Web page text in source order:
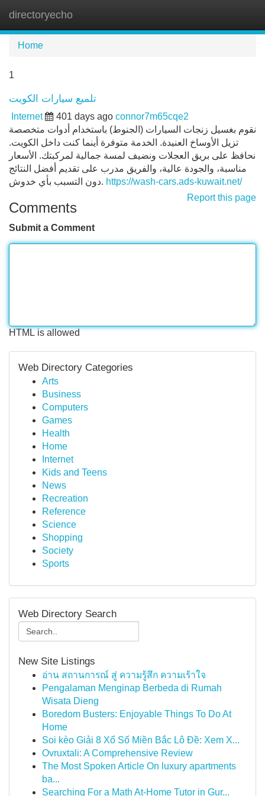
directoryecho
Home
1
تلميع سيارات الكويت
Internet 401 days ago connor7m65cqe2
نقوم بغسيل زنجات السيارات (الجنوط) باستخدام أدوات متخصصة
تزيل الأوساخ العنيدة. الخدمة متوفرة أينما كنت داخل الكويت.
نحافظ على بريق العجلات ونضيف لمسة جمالية لمركبتك. الأسعار
مناسبة، والجودة عالية، والفريق مدرب على تقديم أفضل النتائج
دون التسبب بأي خدوش. https://wash-cars.ads-kuwait.net/
Report this page
Comments
Submit a Comment
HTML is allowed
Web Directory Categories
Arts
Business
Computers
Games
Health
Home
Internet
Kids and Teens
News
Recreation
Reference
Science
Shopping
Society
Sports
Web Directory Search
New Site Listings
อ่าน สถานการณ์ สู่ ความรู้สึก ความเร้าใจ
Pengalaman Menginap Berbeda di Rumah
Wisata Dieng
Boredom Busters: Enjoyable Things To Do At
Home
Soi kèo Giải 8 Xổ Số Miền Bắc Lô Đề: Xem X...
Ovruxtali: A Comprehensive Review
The Most Spoken Article On luxury apartments
ba...
Searching For a Math At-Home Tutor in Gur...